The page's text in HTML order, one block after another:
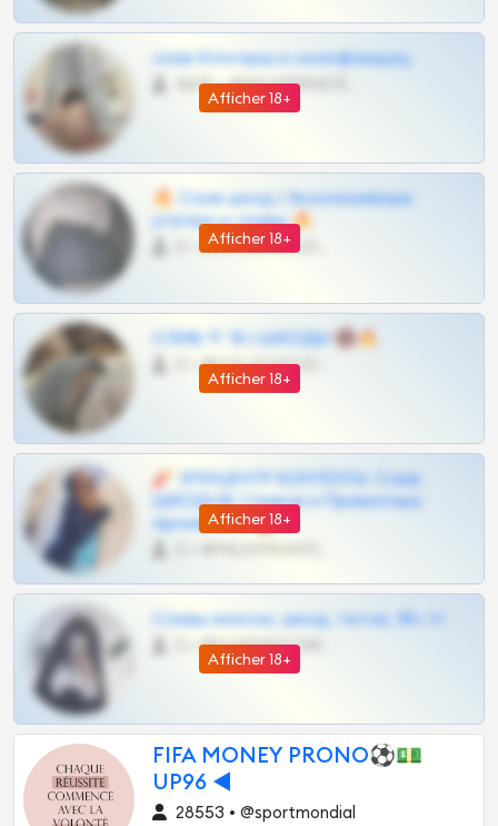
Afficher 18+
слив блогерш и онлифанщиц
4675 •
Afficher 18+
🔥 Слив шкод | Эксклюзивные
утечки и сливы 🔥
0 •
Afficher 18+
СЛИВ ТГ 18 | ШКОДЫ 🔞🔥
0 •
Afficher 18+
🧨 ЭПИЦЕНТР КОНТЕНТА: Слив
ШКОДОВ Сливов и Приватных
Архивов ТГ 🔞💎
Afficher 18+
Сливы вписок, шкод, теток, 18+ тг
0 •
FIFA MONEY PRONO⚽️💵
UP96 ◀️
28553 • @sportmondial